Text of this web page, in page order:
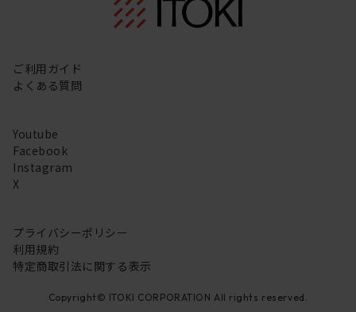
ご利用ガイド
よくある質問
Youtube
Facebook
Instagram
X
プライバシーポリシー
利用規約
特定商取引法に関する表示
Copyright© ITOKI CORPORATION All rights reserved.